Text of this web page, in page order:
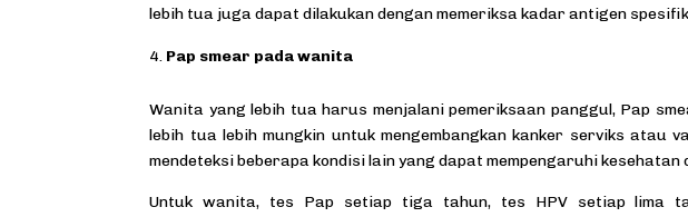
lebih tua juga dapat dilakukan dengan memeriksa kadar antigen
Pap smear pada wanita
Wanita yang lebih tua harus menjalani pemeriksaan panggul, Pap
lebih tua lebih mungkin untuk mengembangkan kanker serviks atau
mendeteksi beberapa kondisi lain yang dapat mempengaruhi kesehatan
Untuk wanita, tes Pap setiap tiga tahun, tes HPV setiap lima